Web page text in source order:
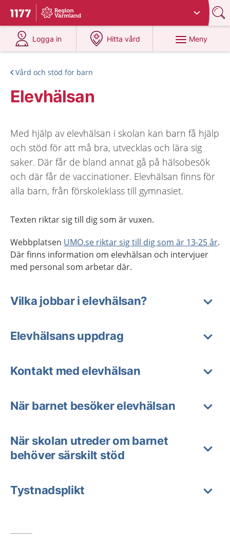
Till startsidan för 1177
Du har valt region
Logga in
på 1177.se
Hitta vård
på 1177.se
Meny
Vård och stöd för barn
Elevhälsan
Med hjälp av elevhälsan i skolan kan barn få hjälp
och stöd för att må bra, utvecklas och lära sig
saker. Där får de bland annat gå på hälsobesök
och där får de vaccinationer. Elevhälsan finns för
alla barn, från förskoleklass till gymnasiet.
Texten riktar sig till dig som är vuxen.
Webbplatsen UMO.se riktar sig till dig som är 13-25 år.
Där finns information om elevhälsan och intervjuer
med personal som arbetar där.
Vilka jobbar i elevhälsan?
Elevhälsans uppdrag
Kontakt med elevhälsan
När barnet besöker elevhälsan
När skolan utreder om barnet
behöver särskilt stöd
Tystnadsplikt